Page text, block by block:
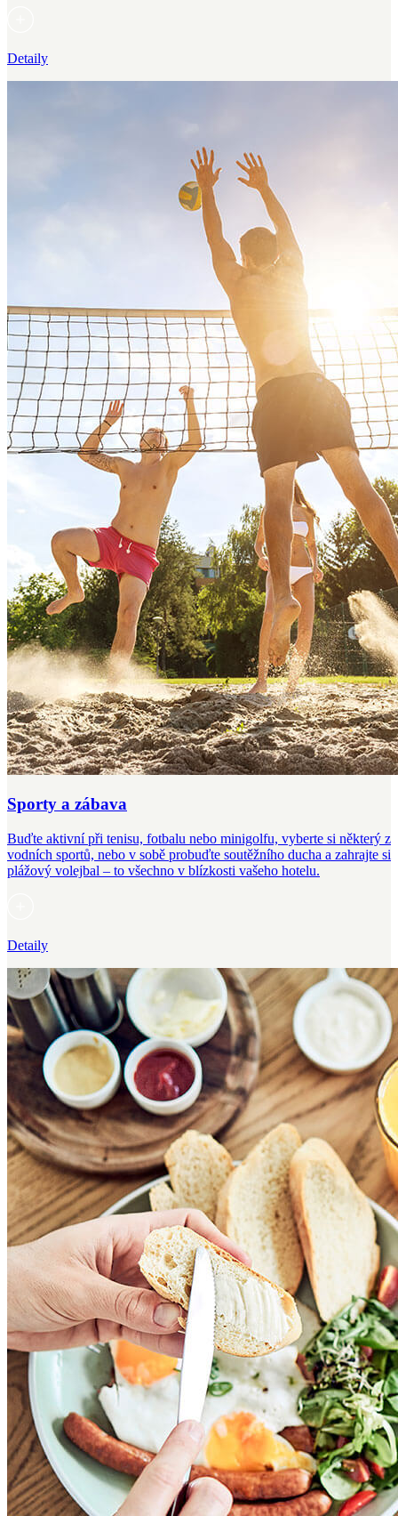
Detaily
Sporty a zábava
Buďte aktivní při tenisu, fotbalu nebo minigolfu, vyberte si některý z
vodních sportů, nebo v sobě probuďte soutěžního ducha a zahrajte si
plážový volejbal – to všechno v blízkosti vašeho hotelu.
Detaily